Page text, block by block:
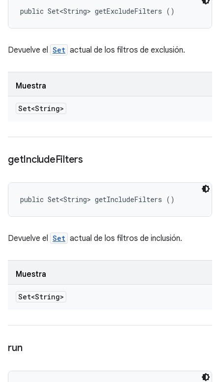
public Set<String> getExcludeFilters ()
Devuelve el Set actual de los filtros de exclusión.
Muestra
Set<String>
getIncludeFilters
public Set<String> getIncludeFilters ()
Devuelve el Set actual de los filtros de inclusión.
Muestra
Set<String>
run